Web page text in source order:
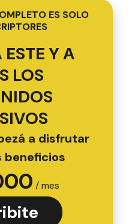
ES SOLO
Y A
LOS
a disfrutar
beneficios
/ mes